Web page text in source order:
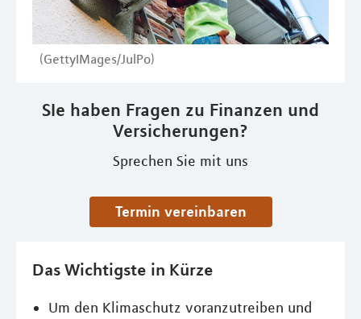
(GettyIMages/JulPo)
SIe haben Fragen zu Finanzen und
Versicherungen?
Sprechen Sie mit uns
Termin vereinbaren
Das Wichtigste in Kürze
Um den Klimaschutz voranzutreiben und